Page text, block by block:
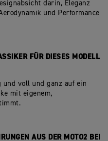
darin, Eleganz
und Performance
FÜR DIESES MODELL
voll und ganz auf ein
mit eigenem,
AUS DER MOTO2 BEI